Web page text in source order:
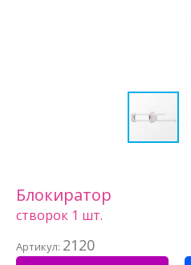
Блокиратор
створок 1 шт.
Артикул: 2120